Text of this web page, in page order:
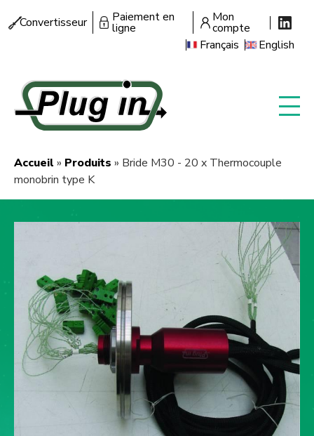
auMenu
Convertisseur Paiement en
ligne
Mon
compte
Français
English
Fil
Accueil Produits
Bride M30 - 20 x Thermocouple
monobrin type K